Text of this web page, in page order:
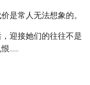
是常人无法想象的。
迎接她们的往往不是
......